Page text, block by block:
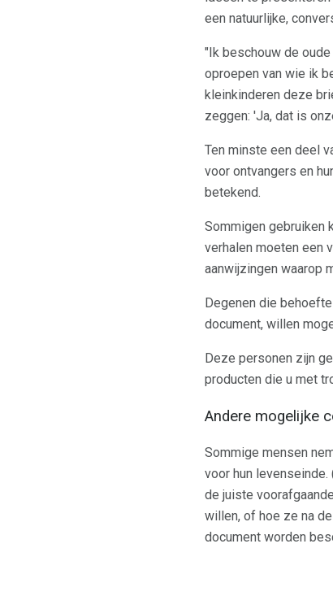
een natuurlijke,
"Ik beschouw de
oproepen van wie ik
kleinkinderen deze
zeggen: 'Ja, dat is
Ten minste een deel
voor ontvangers en
betekend.
Sommigen gebruiken
verhalen moeten een
aanwijzingen waarop
Degenen die
document, willen
Deze personen zijn
producten die u met
Andere mogelijke
Sommige mensen
voor hun
de juiste
willen, of hoe ze na
document worden